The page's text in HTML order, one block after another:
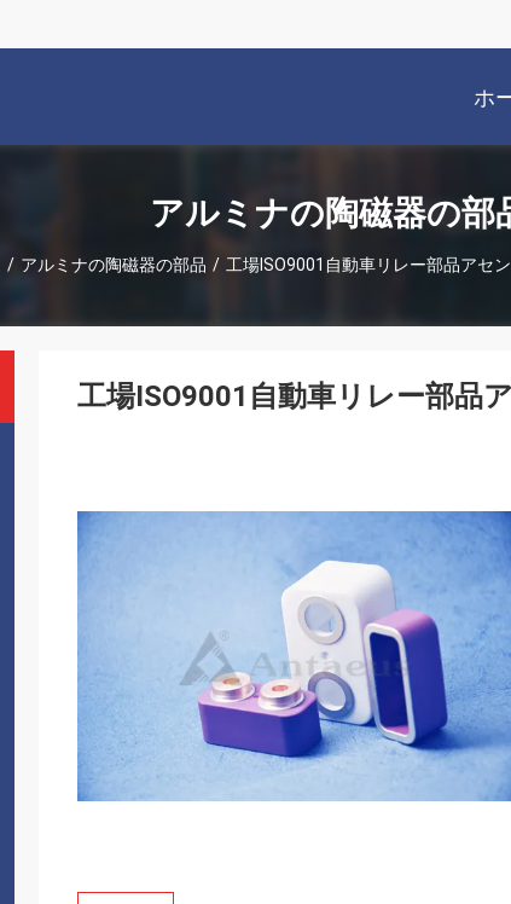
ホ
アルミナの陶磁器の部
/ アルミナの陶磁器の部品 / 工場ISO9001自動車リレー部品アセ
工場ISO9001自動車リレー部品